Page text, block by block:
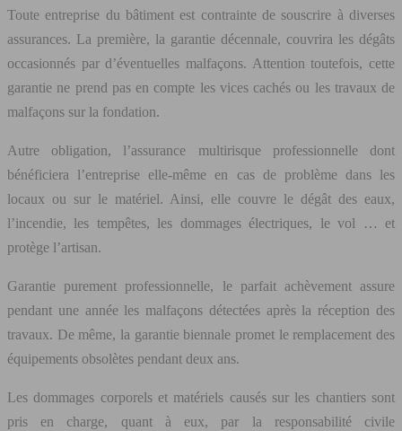
Toute entreprise du bâtiment est contrainte de souscrire à diverses
assurances. La première, la garantie décennale, couvrira les dégâts
occasionnés par d’éventuelles malfaçons. Attention toutefois, cette
garantie ne prend pas en compte les vices cachés ou les travaux de
malfaçons sur la fondation.
Autre obligation, l’assurance multirisque professionnelle dont
bénéficiera l’entreprise elle-même en cas de problème dans les
locaux ou sur le matériel. Ainsi, elle couvre le dégât des eaux,
l’incendie, les tempêtes, les dommages électriques, le vol … et
protège l’artisan.
Garantie purement professionnelle, le parfait achèvement assure
pendant une année les malfaçons détectées après la réception des
travaux. De même, la garantie biennale promet le remplacement des
équipements obsolètes pendant deux ans.
Les dommages corporels et matériels causés sur les chantiers sont
pris en charge, quant à eux, par la responsabilité civile